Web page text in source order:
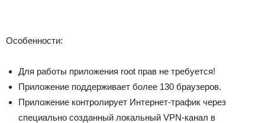
Особенности:
Для работы приложения root прав не требуется!
Приложение поддерживает более 130 браузеров.
Приложение контролирует Интернет-трафик через
специально созданный локальный VPN-канал в